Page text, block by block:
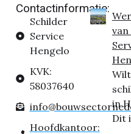
Contactinformatie:
Schilder
Service
Hengelo
KVK:
58037640
Hoofdkantoor:
van
in
Dit